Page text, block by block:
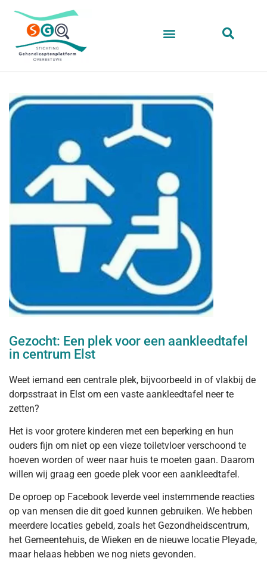
Gezocht: Een plek voor een aankleedtafel
in centrum Elst
Weet iemand een centrale plek, bijvoorbeeld in of vlakbij de
dorpsstraat in Elst om een vaste aankleedtafel neer te
zetten?
Het is voor grotere kinderen met een beperking en hun
ouders fijn om niet op een vieze toiletvloer verschoond te
hoeven worden of weer naar huis te moeten gaan. Daarom
willen wij graag een goede plek voor een aankleedtafel.
De oproep op Facebook leverde veel instemmende reacties
op van mensen die dit goed kunnen gebruiken. We hebben
meerdere locaties gebeld, zoals het Gezondheidscentrum,
het Gemeentehuis, de Wieken en de nieuwe locatie Pleyade,
maar helaas hebben we nog niets gevonden.